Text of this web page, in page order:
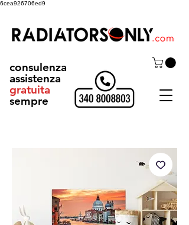
6cea926706ed9
consulenza
assistenza
gratuita
sempre